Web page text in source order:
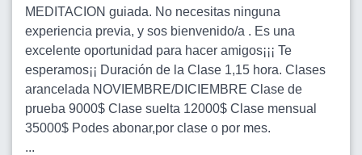
MEDITACION guiada. No necesitas ninguna
experiencia previa, y sos bienvenido/a . Es una
excelente oportunidad para hacer amigos¡¡¡ Te
esperamos¡¡ Duración de la Clase 1,15 hora. Clases
arancelada NOVIEMBRE/DICIEMBRE Clase de
prueba 9000$ Clase suelta 12000$ Clase mensual
35000$ Podes abonar,por clase o por mes.
...